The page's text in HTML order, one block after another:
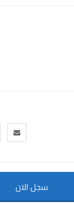
سجل الان